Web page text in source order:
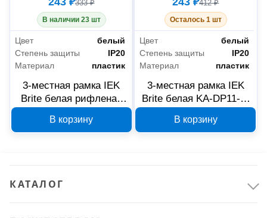
333 ₽
В наличии 23 шт
Цвет
белый
Степень защиты
IP20
Материал
пластик
3-местная рамка IEK
Brite белая рифленая
В корзину
412 ₽
Осталось 1 шт
Цвет
белый
Степень защиты
IP20
Материал
пластик
3-местная рамка IEK
Brite белая KA-DP11-1-
В корзину
КАТАЛОГ